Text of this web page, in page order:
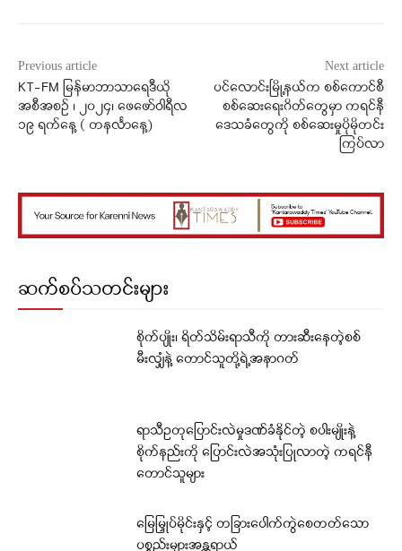
Previous article
KT-FM မြန်မာဘာသာရေဒီယို
အစီအစဉ် ၊ ၂၀၂၄၊ ဖေဖော်ဝါရီလ
၁၉ ရက်နေ့ ( ‌‌တနင်္လာနေ့)
Next article
ပင်လောင်းမြို့နယ်က စစ်ကောင်စီ
စစ်ဆေးရေးဂိတ်တွေမှာ ကရင်နီ
ဒေသခံတွေကို စစ်ဆေးမှုပိုမိုတင်း
ကြပ်လာ
ဆက်စပ်သတင်းများ
စိုက်ပျိုး၊ ရိတ်သိမ်းရာသီကို တားဆီးနေတဲ့စစ်
မီးလျှံနဲ့ တောင်သူတို့ရဲ့အနာဂတ်
ရာသီဥတုပြောင်းလဲမှုဒဏ်ခံနိုင်တဲ့ စပါးမျိုးနဲ့
စိုက်နည်းကို ပြောင်းလဲအသုံးပြုလာတဲ့ ကရင်နီ
တောင်သူများ
မြေမြှုပ်မိုင်းနှင့် တခြားပေါက်ကွဲစေတတ်သော
ပစ္စည်းများအန္တရာယ်